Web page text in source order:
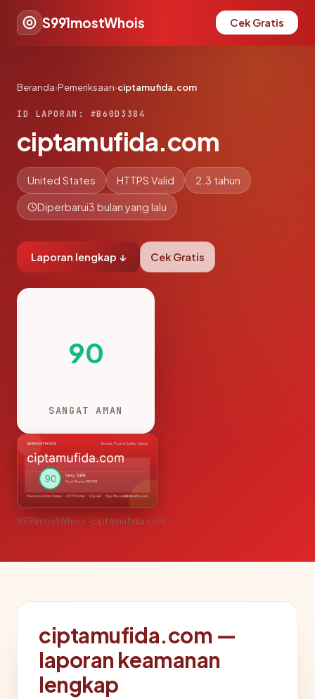
S991mostWhois Cek Gratis
Beranda›Pemeriksaan›ciptamufida.com
ID LAPORAN: #B60D3384
ciptamufida.com
United States HTTPS Valid 2.3 tahun
Diperbarui3 bulan yang lalu
Laporan lengkap ↓ Cek Gratis
90
SANGAT AMAN
S991mostWhois · ciptamufida.com
ciptamufida.com —
laporan keamanan
lengkap